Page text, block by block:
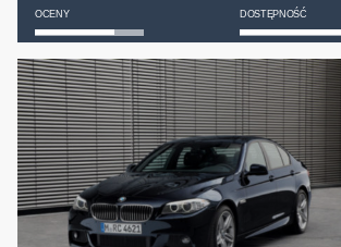
OCENY DOSTĘPNOŚĆ